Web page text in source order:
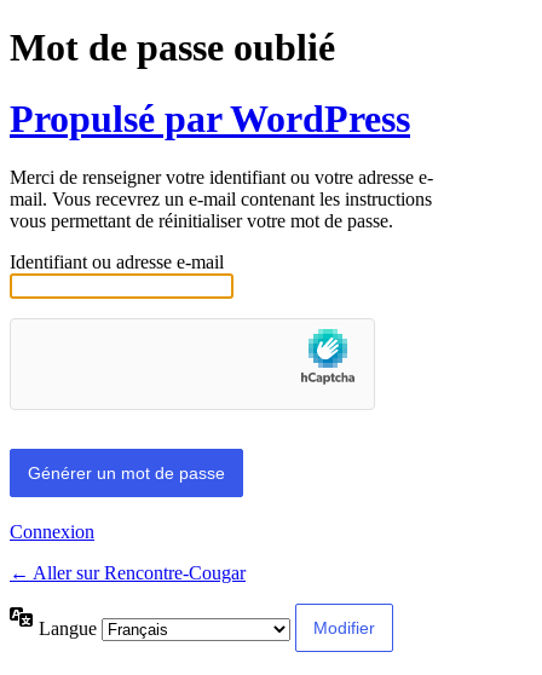
Mot de passe oublié
Propulsé par WordPress
Merci de renseigner votre identifiant ou votre adresse e-
mail. Vous recevrez un e-mail contenant les instructions
vous permettant de réinitialiser votre mot de passe.
Identifiant ou adresse e-mail
Connexion
← Aller sur Rencontre-Cougar
Langue